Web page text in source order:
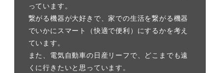
っています。
繋がる機器が大好きで、家での生活を繋がる機器
でいかにスマート（快適で便利）にするかを考え
ています。
また、電気自動車の日産リーフで、どこまでも遠
くに行きたいと思っています。